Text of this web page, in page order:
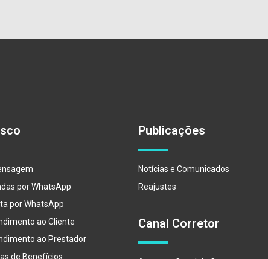
por WhatsApp
por WhatsApp
ao Cliente
ao Prestador
de Benefícios
Publicações
Notícias e Comunicados
Reajustes
Canal Corretor